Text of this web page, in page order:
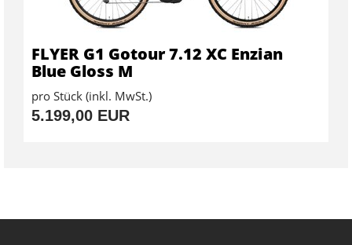
FLYER G1 Gotour 7.12 XC Enzian
Blue Gloss M
pro Stück (inkl. MwSt.)
5.199,00 EUR